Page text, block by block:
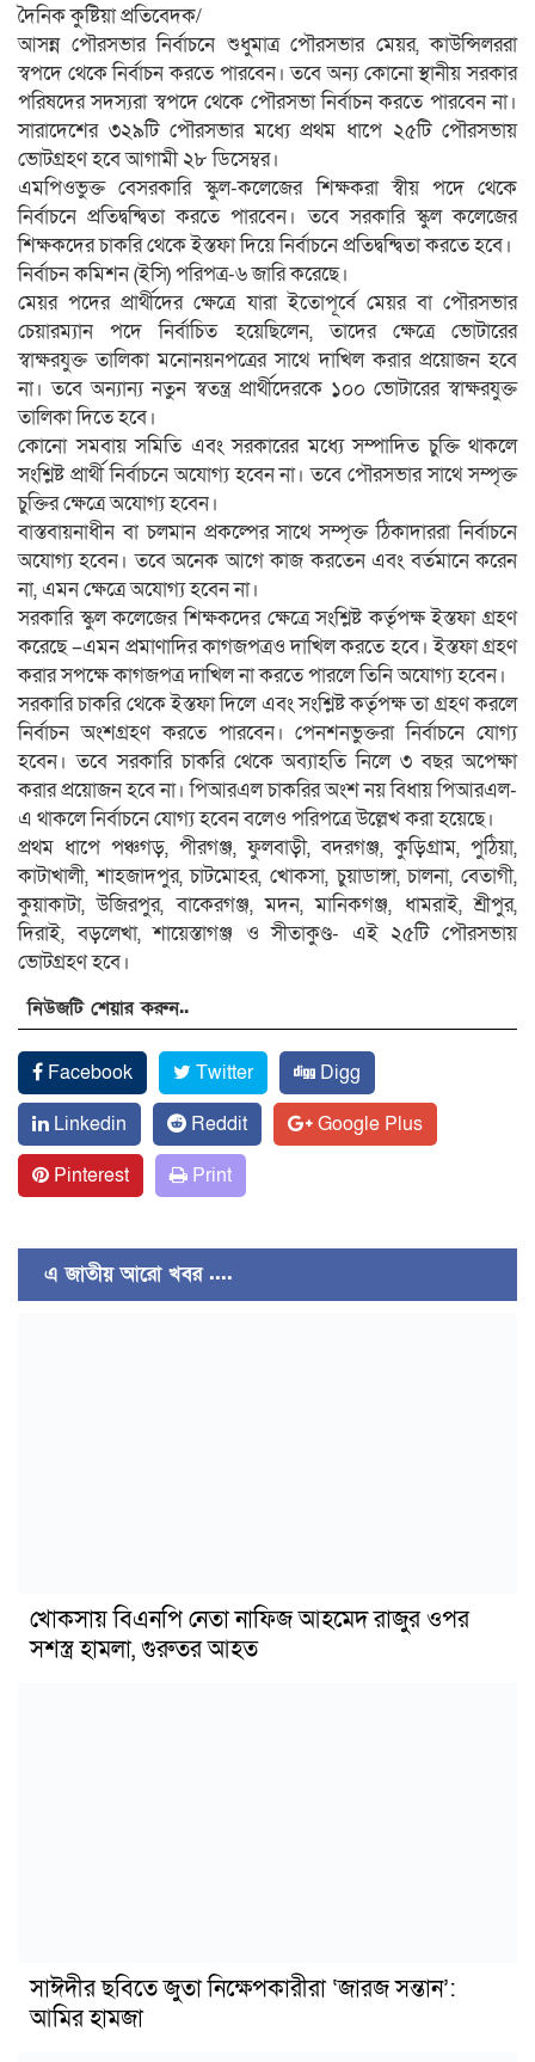
দৈনিক কুষ্টিয়া প্রতিবেদক/
আসন্ন পৌরসভার নির্বাচনে শুধুমাত্র পৌরসভার মেয়র, কাউন্সিলররা
স্বপদে থেকে নির্বাচন করতে পারবেন। তবে অন্য কোনো স্থানীয় সরকার
পরিষদের সদস্যরা স্বপদে থেকে পৌরসভা নির্বাচন করতে পারবেন না।
সারাদেশের ৩২৯টি পৌরসভার মধ্যে প্রথম ধাপে ২৫টি পৌরসভায়
ভোটগ্রহণ হবে আগামী ২৮ ডিসেম্বর।
এমপিওভুক্ত বেসরকারি স্কুল-কলেজের শিক্ষকরা স্বীয় পদে থেকে
নির্বাচনে প্রতিদ্বন্দ্বিতা করতে পারবেন। তবে সরকারি স্কুল কলেজের
শিক্ষকদের চাকরি থেকে ইস্তফা দিয়ে নির্বাচনে প্রতিদ্বন্দ্বিতা করতে হবে।
নির্বাচন কমিশন (ইসি) পরিপত্র-৬ জারি করেছে।
মেয়র পদের প্রার্থীদের ক্ষেত্রে যারা ইতোপূর্বে মেয়র বা পৌরসভার
চেয়ারম্যান পদে নির্বাচিত হয়েছিলেন, তাদের ক্ষেত্রে ভোটারের
স্বাক্ষরযুক্ত তালিকা মনোনয়নপত্রের সাথে দাখিল করার প্রয়োজন হবে
না। তবে অন্যান্য নতুন স্বতন্ত্র প্রার্থীদেরকে ১০০ ভোটারের স্বাক্ষরযুক্ত
তালিকা দিতে হবে।
কোনো সমবায় সমিতি এবং সরকারের মধ্যে সম্পাদিত চুক্তি থাকলে
সংশ্লিষ্ট প্রার্থী নির্বাচনে অযোগ্য হবেন না। তবে পৌরসভার সাথে সম্পৃক্ত
চুক্তির ক্ষেত্রে অযোগ্য হবেন।
বাস্তবায়নাধীন বা চলমান প্রকল্পের সাথে সম্পৃক্ত ঠিকাদাররা নির্বাচনে
অযোগ্য হবেন। তবে অনেক আগে কাজ করতেন এবং বর্তমানে করেন
না, এমন ক্ষেত্রে অযোগ্য হবেন না।
সরকারি স্কুল কলেজের শিক্ষকদের ক্ষেত্রে সংশ্লিষ্ট কর্তৃপক্ষ ইস্তফা গ্রহণ
করেছে –এমন প্রমাণাদির কাগজপত্রও দাখিল করতে হবে। ইস্তফা গ্রহণ
করার সপক্ষে কাগজপত্র দাখিল না করতে পারলে তিনি অযোগ্য হবেন।
সরকারি চাকরি থেকে ইস্তফা দিলে এবং সংশ্লিষ্ট কর্তৃপক্ষ তা গ্রহণ করলে
নির্বাচন অংশগ্রহণ করতে পারবেন। পেনশনভুক্তরা নির্বাচনে যোগ্য
হবেন। তবে সরকারি চাকরি থেকে অব্যাহতি নিলে ৩ বছর অপেক্ষা
করার প্রয়োজন হবে না। পিআরএল চাকরির অংশ নয় বিধায় পিআরএল-
এ থাকলে নির্বাচনে যোগ্য হবেন বলেও পরিপত্রে উল্লেখ করা হয়েছে।
প্রথম ধাপে পঞ্চগড়, পীরগঞ্জ, ফুলবাড়ী, বদরগঞ্জ, কুড়িগ্রাম, পুঠিয়া,
কাটাখালী, শাহজাদপুর, চাটমোহর, খোকসা, চুয়াডাঙ্গা, চালনা, বেতাগী,
কুয়াকাটা, উজিরপুর, বাকেরগঞ্জ, মদন, মানিকগঞ্জ, ধামরাই, শ্রীপুর,
দিরাই, বড়লেখা, শায়েস্তাগঞ্জ ও সীতাকুণ্ড- এই ২৫টি পৌরসভায়
ভোটগ্রহণ হবে।
নিউজটি শেয়ার করুন..
Facebook Twitter
Digg
Linkedin
Reddit
Google Plus
Pinterest
Print
এ জাতীয় আরো খবর ....
খোকসায় বিএনপি নেতা নাফিজ আহমেদ রাজুর ওপর
সশস্ত্র হামলা, গুরুতর আহত
সাঈদীর ছবিতে জুতা নিক্ষেপকারীরা ‘জারজ সন্তান’:
আমির হামজা